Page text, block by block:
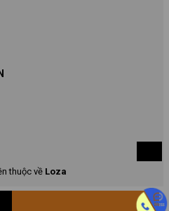
thuộc về Loza